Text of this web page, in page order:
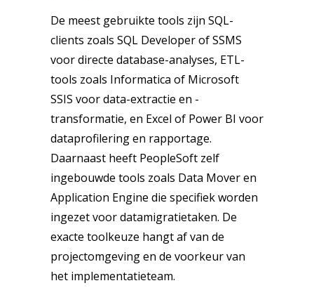
De meest gebruikte tools zijn SQL-
clients zoals SQL Developer of SSMS
voor directe database-analyses, ETL-
tools zoals Informatica of Microsoft
SSIS voor data-extractie en -
transformatie, en Excel of Power BI voor
dataprofilering en rapportage.
Daarnaast heeft PeopleSoft zelf
ingebouwde tools zoals Data Mover en
Application Engine die specifiek worden
ingezet voor datamigratietaken. De
exacte toolkeuze hangt af van de
projectomgeving en de voorkeur van
het implementatieteam.